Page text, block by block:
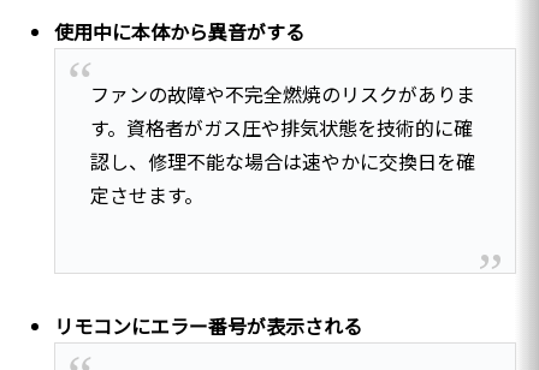
使用中に本体から異音がする
ファンの故障や不完全燃焼のリスクがありま
す。資格者がガス圧や排気状態を技術的に確
認し、修理不能な場合は速やかに交換日を確
定させます。
リモコンにエラー番号が表示される